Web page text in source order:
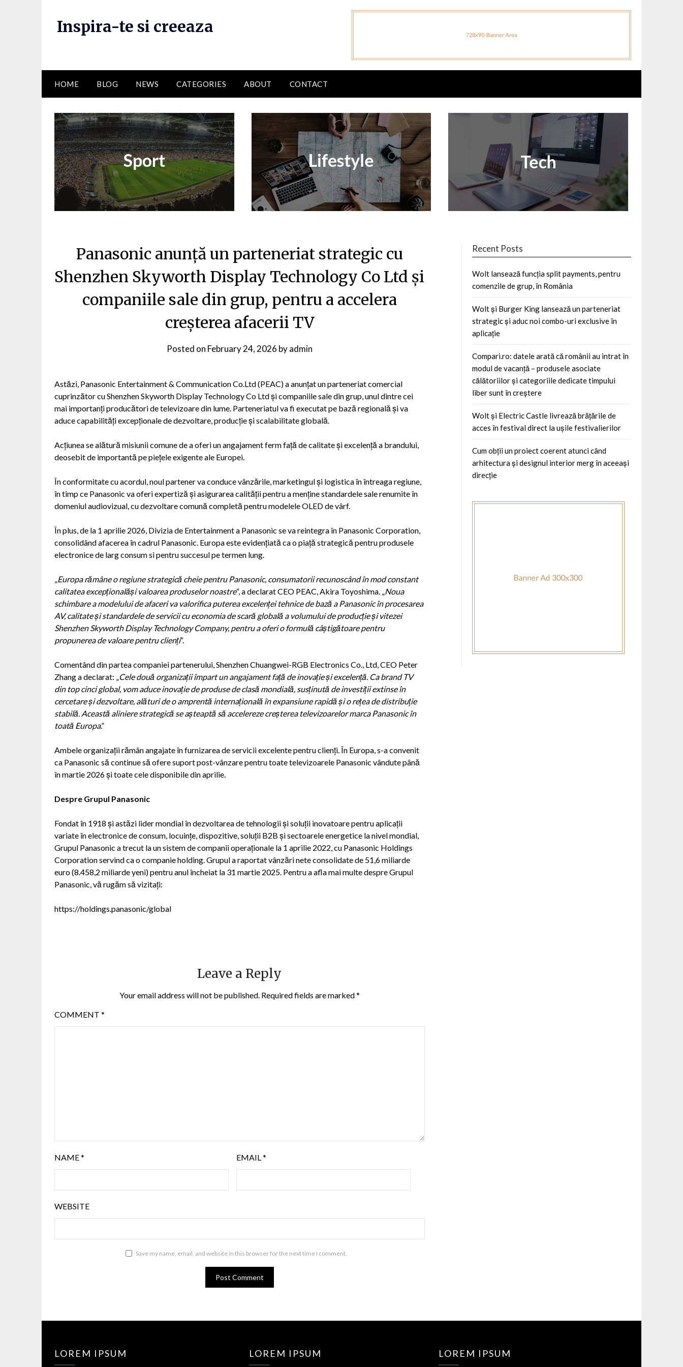
Inspira-te si creeaza
HOME BLOG NEWS CATEGORIES ABOUT CONTACT
Panasonic anunță un parteneriat strategic cu
Shenzhen Skyworth Display Technology Co Ltd și
companiile sale din grup, pentru a accelera
creșterea afacerii TV
Posted on February 24, 2026 byadmin
Astăzi, Panasonic Entertainment & Communication Co.Ltd (PEAC) a anunțat un parteneriat comercial
cuprinzător cu Shenzhen Skyworth Display Technology Co Ltd și companiile sale din grup, unul dintre cei
mai importanți producători de televizoare din lume. Parteneriatul va fi executat pe bază regională și va
aduce capabilități excepționale de dezvoltare, producție și scalabilitate globală.
Acțiunea se alătură misiunii comune de a oferi un angajament ferm față de calitate și excelență a brandului,
deosebit de importantă pe piețele exigente ale Europei.
În conformitate cu acordul, noul partener va conduce vânzările, marketingul și logistica în întreaga regiune,
în timp ce Panasonic va oferi expertiză și asigurarea calității pentru a menține standardele sale renumite în
domeniul audiovizual, cu dezvoltare comună completă pentru modelele OLED de vârf.
În plus, de la 1 aprilie 2026, Divizia de Entertainment a Panasonic se va reintegra în Panasonic Corporation,
consolidând afacerea în cadrul Panasonic. Europa este evidențiată ca o piață strategică pentru produsele
electronice de larg consum si pentru succesul pe termen lung.
Europa rămâne o regiune strategică cheie pentru Panasonic, consumatorii recunoscândîn mod constant
calitatea excepționalăși valoarea produselor noastre“, a declarat CEO PEAC, Akira Toyoshima. „
Noua
schimbare a modelului de afaceri va valorifica puterea excelenței tehnice de bază a Panasonicîn procesarea
AV, calitateși standardele de servicii cu economia de scară globală a volumului de producțieși vitezei
Shenzhen Skyworth Display Technology Company, pentru a oferi o formulă câștigătoare pentru
propunerea de valoare pentru clienți“.
Comentând din partea companiei partenerului, Shenzhen Chuangwei-RGB Electronics Co., Ltd, CEO Peter
Zhang a declarat: „
Cele două organizații împart un angajament față de inovație și excelență. Ca brand TV
din top cinci global, vom aduce inovație de produse de clasă mondială, susținută de investiții extinse în
cercetare și dezvoltare, alături de o amprentă internațională în expansiune rapidă și o rețea de distribuție
stabilă. Această aliniere strategică se așteaptă să accelereze creșterea televizoarelor marca Panasonic în
toată Europa.”
Ambele organizații rămân angajate în furnizarea de servicii excelente pentru clienți. În Europa, s-a convenit
ca Panasonic să continue să ofere suport post-vânzare pentru toate televizoarele Panasonic vândute până
în martie 2026 și toate cele disponibile din aprilie.
Despre Grupul Panasonic
Fondat în 1918 și astăzi lider mondial în dezvoltarea de tehnologii și soluții inovatoare pentru aplicații
variate în electronice de consum, locuințe, dispozitive, soluții B2B și sectoarele energetice la nivel mondial,
Grupul Panasonic a trecut la un sistem de companii operaționale la 1 aprilie 2022, cu Panasonic Holdings
Corporation servind ca o companie holding. Grupul a raportat vânzări nete consolidate de 51,6 miliarde
euro (8.458,2 miliarde yeni) pentru anul încheiat la 31 martie 2025. Pentru a afla mai multe despre Grupul
Panasonic, vă rugăm să vizitați:
https://holdings.panasonic/global
Leave a Reply
Your email address will not be published. Required fields are marked*
COMMENT *
NAME* EMAIL *
WEBSITE
Save my name, email, and website in this browser for the next time I comment.
Recent Posts
Wolt lansează funcția split payments, pentru
comenzile de grup, în România
Wolt și Burger King lansează un parteneriat
strategic și aduc noi combo-uri exclusive în
aplicație
Compari.ro: datele arată că românii au intrat în
modul de vacanță – produsele asociate
călătoriilor și categoriile dedicate timpului
liber sunt în creștere
Wolt și Electric Castle livrează brățările de
acces în festival direct la ușile festivalierilor
Cum obții un proiect coerent atunci când
arhitectura și designul interior merg în aceeași
direcție
LOREM IPSUM LOREM IPSUM LOREM IPSUM